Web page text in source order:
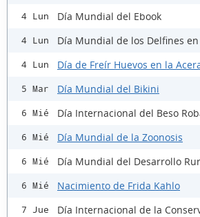
4 Lun Día Mundial del Ebook
4 Lun Día Mundial de los Delfines
4 Lun Día de Freír Huevos en la
5 Mar Día Mundial del Bikini
6 Mié Día Internacional del Beso
6 Mié Día Mundial de la Zoonosis
6 Mié Día Mundial del Desarrollo
6 Mié Nacimiento de Frida Kahlo
7 Jue Día Internacional de la